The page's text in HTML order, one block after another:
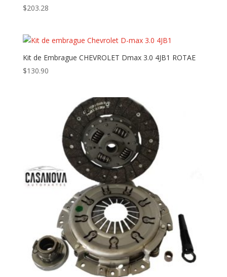
$203.28
Kit de Embrague CHEVROLET Dmax 3.0 4JB1 ROTAE
$130.90